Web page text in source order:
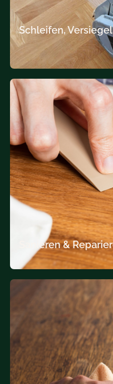
Schleifen,
Sanieren &